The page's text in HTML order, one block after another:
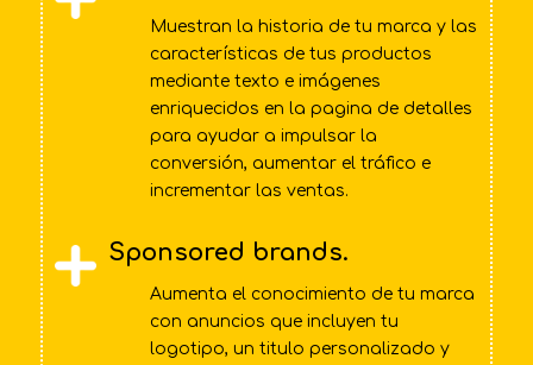
Muestran la historia de tu marca y las
características de tus productos
mediante texto e imágenes
enriquecidos en la pagina de detalles
para ayudar a impulsar la
conversión, aumentar el tráfico e
incrementar las ventas.
Sponsored brands.
Aumenta el conocimiento de tu marca
con anuncios que incluyen tu
logotipo, un titulo personalizado y